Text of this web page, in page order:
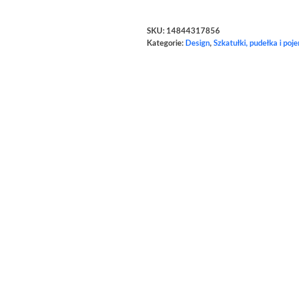
SKU: 14844317856
Kategorie: Design, Szkatułki, pudełka i